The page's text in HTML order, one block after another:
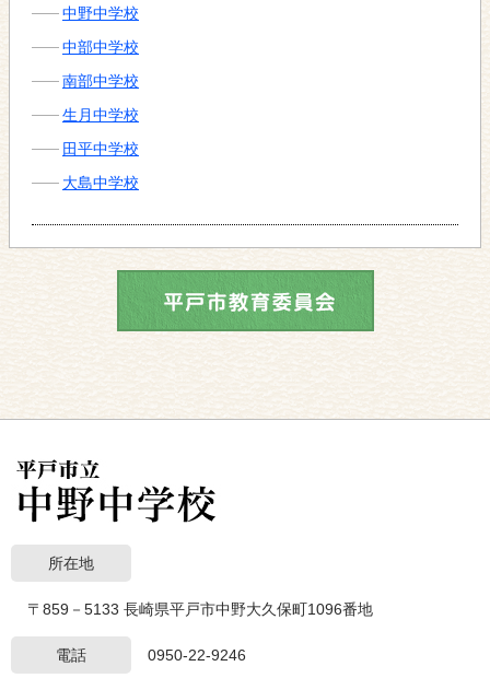
中野中学校
中部中学校
南部中学校
生月中学校
田平中学校
大島中学校
所在地
〒859－5133 長崎県平戸市中野大久保町1096番地
電話 0950-22-9246